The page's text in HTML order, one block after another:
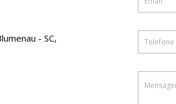
- SC,